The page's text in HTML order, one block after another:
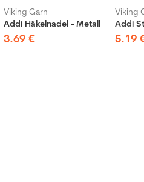
Viking Garn
Addi Häkelnadel - Metall
3.69 €
Viking
5.19